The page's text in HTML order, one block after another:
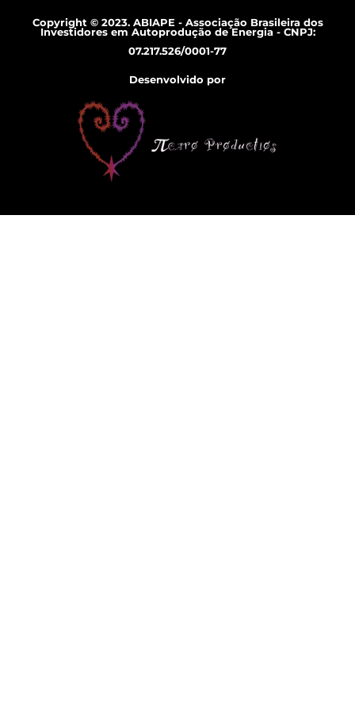
Copyright © 2023. ABIAPE - Associação Brasileira dos
Investidores em Autoprodução de Energia - CNPJ:
07.217.526/0001-77
Desenvolvido por